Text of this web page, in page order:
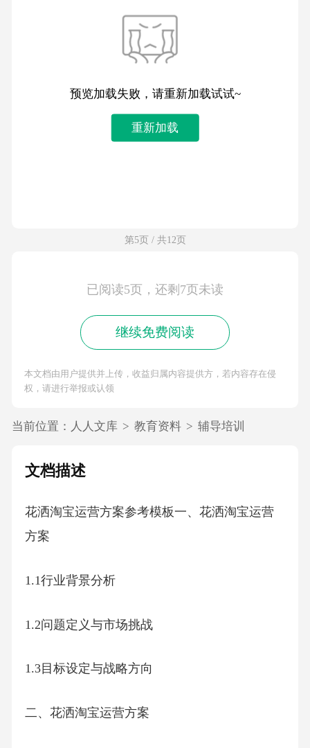
预览加载失败，请重新加载试试~
重新加载
第5页 / 共12页
已阅读5页，还剩7页未读
继续免费阅读
本文档由用户提供并上传，收益归属内容提供方，若内容存在侵
权，请进行举报或认领
当前位置： 人人文库 > 教育资料 > 辅导培训
文档描述
花洒淘宝运营方案参考模板一、花洒淘宝运营
方案
1.1行业背景分析
1.2问题定义与市场挑战
1.3目标设定与战略方向
二、花洒淘宝运营方案